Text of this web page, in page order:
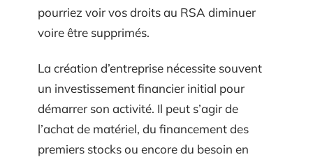
pourriez voir vos droits au RSA diminuer
voire être supprimés.
La création d’entreprise nécessite souvent
un investissement financier initial pour
démarrer son activité. Il peut s’agir de
l’achat de matériel, du financement des
premiers stocks ou encore du besoin en